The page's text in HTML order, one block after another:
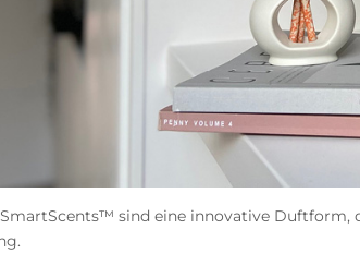
SmartScents™ sind eine innovative